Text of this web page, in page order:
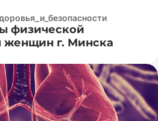
физической
женщин г. Минска